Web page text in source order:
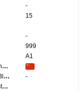
-
15
-
999
A1
Land van herkomst:
Knoppen/Bloemen:
-
Rijpheidsstadium: